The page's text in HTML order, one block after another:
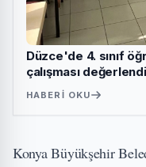
Düzce'de 4. sınıf
çalışması
HABERI OKU
Konya Büyükşehir